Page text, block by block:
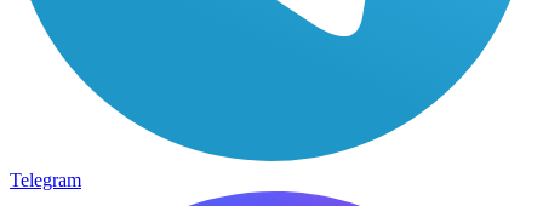
Telegram